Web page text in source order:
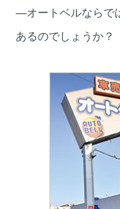
―オートベルならで
あるのでしょうか？